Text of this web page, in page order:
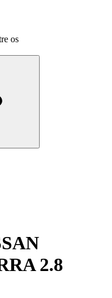
os
2.8